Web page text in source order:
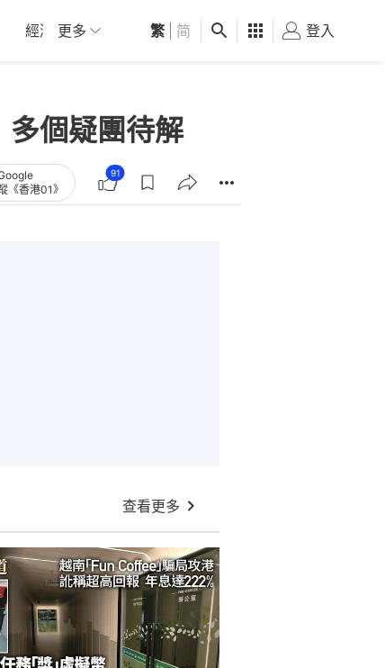
經濟 01深圳 觀點 健康 好食玩飛
更多 繁 简 登入
個疑團待解
《香港01》
91
查看更多